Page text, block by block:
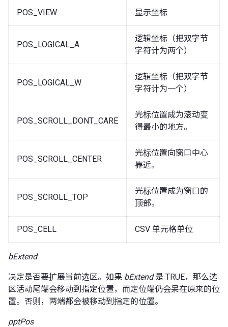
POS_VIEW 显示坐标
POS_LOGICAL_A
逻辑坐标（把双字节
字符计为两个）
POS_LOGICAL_W
逻辑坐标（把双字节
字符计为一个）
POS_SCROLL_DONT_CARE
光标位置成为滚动变
得最小的地方。
POS_SCROLL_CENTER
光标位置向窗口中心
靠近。
POS_SCROLL_TOP
光标位置成为窗口的
顶部。
POS_CELL CSV 单元格单位
bExtend
决定是否要扩展当前选区。如果 bExtend是 TRUE，那么选
区活动尾端会移动到指定位置，而定位端仍会呆在原来的位
置。否则，两端都会被移动到指定的位置。
pptPos